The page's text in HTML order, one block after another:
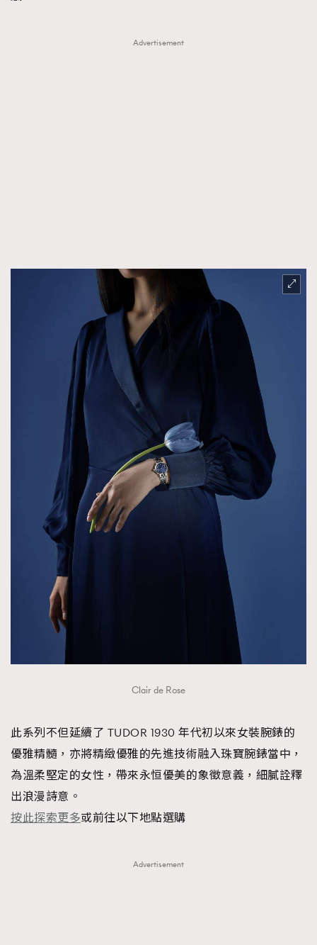
Advertisement
Clair de Rose
此系列不但延續了 TUDOR 1930 年代初以來女裝腕錶的
優雅精髓，亦將精緻優雅的先進技術融入珠寶腕錶當中，
為溫柔堅定的女性，帶來永恒優美的象徵意義，細膩詮釋
出浪漫詩意。
按此探索更多或前往以下地點選購
Advertisement